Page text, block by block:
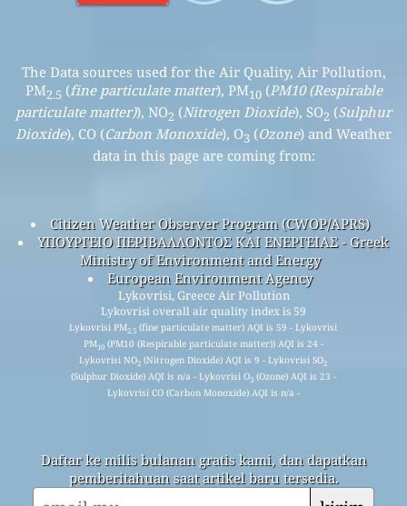
The Data sources used for the Air Quality, Air Pollution,
PM2.5 (fine particulate matter), PM10(PM10 (Respirable
particulate matter)), NO2 (Nitrogen Dioxide), SO2 (Sulphur
Dioxide), CO (Carbon Monoxide), O3 (Ozone) and Weather
data in this page are coming from:
Citizen Weather Observer Program (CWOP/APRS)
ΥΠΟΥΡΓΕΙΟ ΠΕΡΙΒΑΛΛΟΝΤΟΣ ΚΑΙ ΕΝΕΡΓΕΙΑΣ - Greek
Ministry of Environment and Energy
European Environment Agency
Lykovrisi, Greece Air Pollution
Lykovrisi overall air quality index is 59
Lykovrisi PM2.5 (fine particulate matter) AQI is 59 - Lykovrisi
PM10(PM10 (Respirable particulate matter)) AQI is 24 -
Lykovrisi NO2 (Nitrogen Dioxide) AQI is 9 - Lykovrisi SO2
(Sulphur Dioxide) AQI is n/a - Lykovrisi O3(Ozone) AQI is 23 -
Lykovrisi CO (Carbon Monoxide) AQI is n/a -
Daftar ke milis bulanan gratis kami, dan dapatkan
pemberitahuan saat artikel baru tersedia.